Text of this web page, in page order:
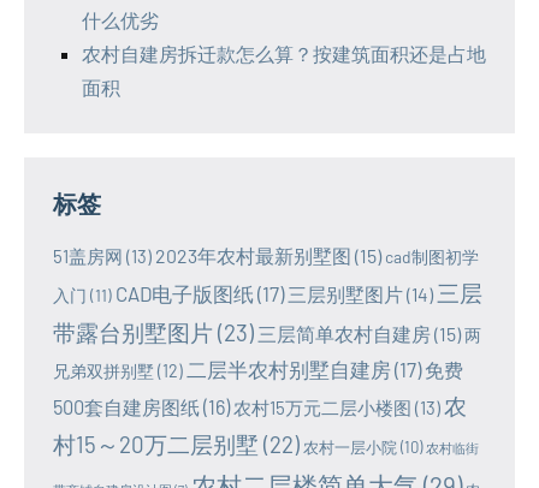
什么优劣
农村自建房拆迁款怎么算？按建筑面积还是占地
面积
标签
51盖房网 (13) 2023年农村最新别墅图 (15) cad制图初学
入门 (11) CAD电子版图纸(17) 三层别墅图片(14) 三层
带露台别墅图片 (23) 三层简单农村自建房(15)两
兄弟双拼别墅 (12) 二层半农村别墅自建房(17) 免费
500套自建房图纸(16) 农村15万元二层小楼图 (13)农
村15～20万二层别墅 (22)农村一层小院(10) 农村临街